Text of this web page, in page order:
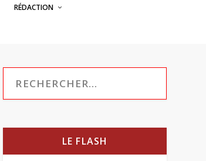
RÉDACTION
LE FLASH